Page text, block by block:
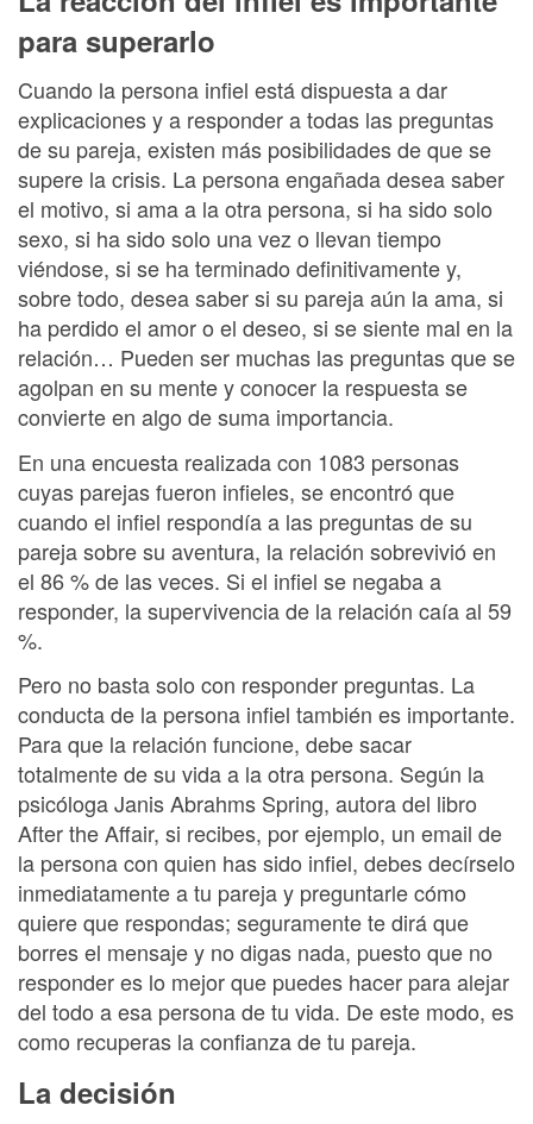
para superarlo
Cuando la persona infiel está dispuesta a dar
explicaciones y a responder a todas las preguntas
de su pareja, existen más posibilidades de que se
supere la crisis. La persona engañada desea saber
el motivo, si ama a la otra persona, si ha sido solo
sexo, si ha sido solo una vez o llevan tiempo
viéndose, si se ha terminado definitivamente y,
sobre todo, desea saber si su pareja aún la ama, si
ha perdido el amor o el deseo, si se siente mal en la
relación… Pueden ser muchas las preguntas que se
agolpan en su mente y conocer la respuesta se
convierte en algo de suma importancia.
En una encuesta realizada con 1083 personas
cuyas parejas fueron infieles, se encontró que
cuando el infiel respondía a las preguntas de su
pareja sobre su aventura, la relación sobrevivió en
el 86 % de las veces. Si el infiel se negaba a
responder, la supervivencia de la relación caía al 59
%.
Pero no basta solo con responder preguntas. La
conducta de la persona infiel también es importante.
Para que la relación funcione, debe sacar
totalmente de su vida a la otra persona. Según la
psicóloga Janis Abrahms Spring, autora del libro
After the Affair, si recibes, por ejemplo, un email de
la persona con quien has sido infiel, debes decírselo
inmediatamente a tu pareja y preguntarle cómo
quiere que respondas; seguramente te dirá que
borres el mensaje y no digas nada, puesto que no
responder es lo mejor que puedes hacer para alejar
del todo a esa persona de tu vida. De este modo, es
como recuperas la confianza de tu pareja.
La decisión